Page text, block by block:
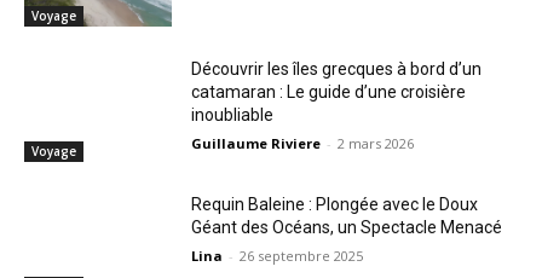
Voyage
Voyage
Découvrir les îles grecques à bord d’un
catamaran : Le guide d’une croisière
inoubliable
Guillaume Riviere - 2 mars 2026
Requin Baleine : Plongée avec le Doux
Géant des Océans, un Spectacle Menacé
Lina - 26 septembre 2025